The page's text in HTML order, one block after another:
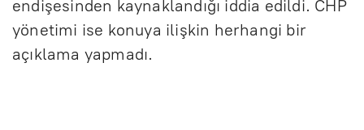
endişesinden kaynaklandığı iddia edildi. CHP
yönetimi ise konuya ilişkin herhangi bir
açıklama yapmadı.